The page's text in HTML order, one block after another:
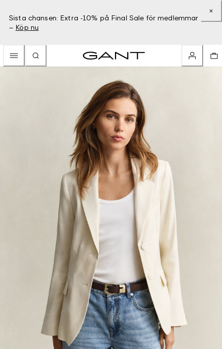
Sista chansen: Extra -10% på Final Sale för medlemmar
– Köp nu